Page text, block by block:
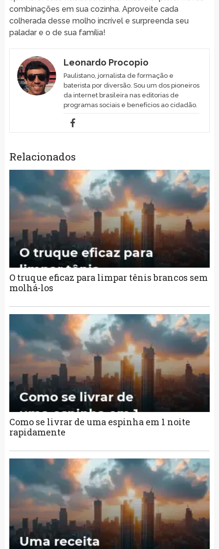
combinações em sua cozinha. Aproveite cada
colherada desse molho incrível e surpreenda seu
paladar e o de sua família!
Leonardo Procopio
Paulistano, jornalista de formação e
baterista por diversão. Sou um dos pioneiros
da internet brasileira nas editorias de
programas sociais e benefícios ao cidadão.
Relacionados
O truque eficaz para limpar tênis brancos sem
molhá-los
Como se livrar de uma espinha em 1 noite
rapidamente